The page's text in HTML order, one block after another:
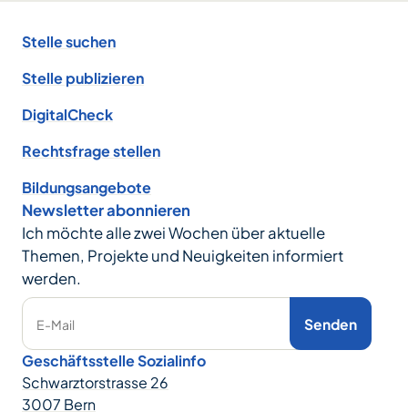
Stelle suchen
Stelle publizieren
DigitalCheck
Rechtsfrage stellen
Bildungsangebote
Newsletter abonnieren
Ich möchte alle zwei Wochen über aktuelle
Themen, Projekte und Neuigkeiten informiert
werden.
E-Mail Senden
Geschäftsstelle Sozialinfo
Schwarztorstrasse 26
3007 Bern